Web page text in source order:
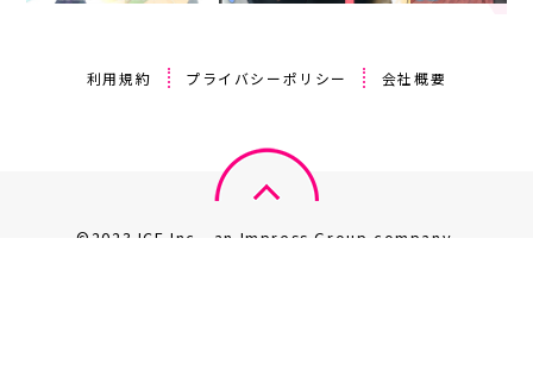
利用規約 プライバシーポリシー 会社概要
©2023 ICE Inc., an Impress Group company.